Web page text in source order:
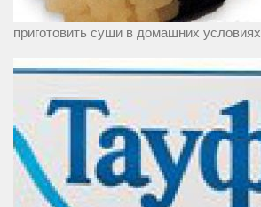
приготовить суши в домашних условиях